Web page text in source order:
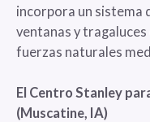
incorpora un sistema
ventanas y
fuerzas naturales
El Centro Stanley
(Muscatine, IA)